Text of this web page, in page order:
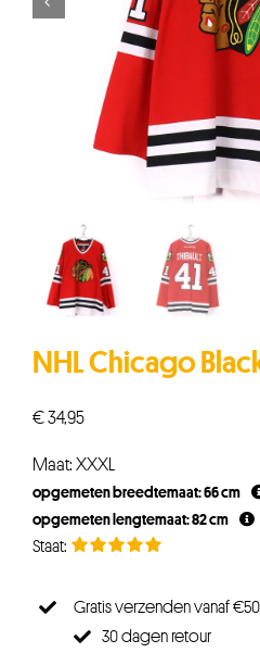
NHL Chicago
€34,95
Maat: XXXL
opgemeten breedtemaat: 66 cm
opgemeten lengtemaat: 82 cm
Gratis verzenden vanaf
30 dagen retour